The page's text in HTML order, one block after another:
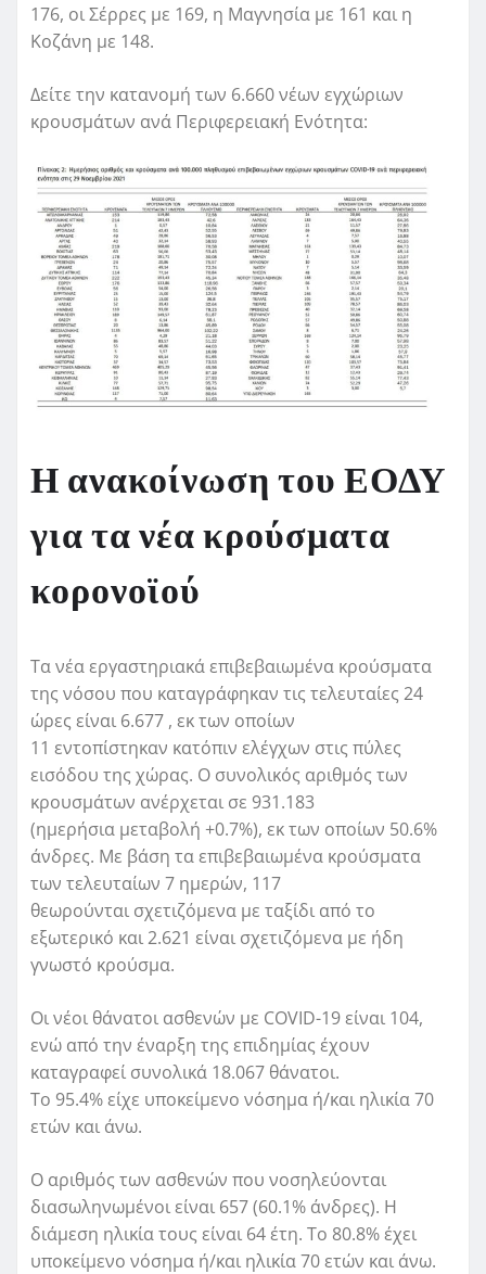
176, οι Σέρρες με 169, η Μαγνησία με 161 και η
Κοζάνη με 148.
Δείτε την κατανομή των 6.660 νέων εγχώριων
κρουσμάτων ανά Περιφερειακή Ενότητα:
Η ανακοίνωση του ΕΟΔΥ
για τα νέα κρούσματα
κορονοϊού
Τα νέα εργαστηριακά επιβεβαιωμένα κρούσματα
της νόσου που καταγράφηκαν τις τελευταίες 24
ώρες είναι 6.677 , εκ των οποίων
11 εντοπίστηκαν κατόπιν ελέγχων στις πύλες
εισόδου της χώρας. Ο συνολικός αριθμός των
κρουσμάτων ανέρχεται σε 931.183
(ημερήσια μεταβολή +0.7%), εκ των οποίων 50.6%
άνδρες. Με βάση τα επιβεβαιωμένα κρούσματα
των τελευταίων 7 ημερών, 117
θεωρούνται σχετιζόμενα με ταξίδι από το
εξωτερικό και 2.621 είναι σχετιζόμενα με ήδη
γνωστό κρούσμα.
Οι νέοι θάνατοι ασθενών με COVID-19 είναι 104,
ενώ από την έναρξη της επιδημίας έχουν
καταγραφεί συνολικά 18.067 θάνατοι.
Το 95.4% είχε υποκείμενο νόσημα ή/και ηλικία 70
ετών και άνω.
Ο αριθμός των ασθενών που νοσηλεύονται
διασωληνωμένοι είναι 657 (60.1% άνδρες). Η
διάμεση ηλικία τους είναι 64 έτη. To 80.8% έχει
υποκείμενο νόσημα ή/και ηλικία 70 ετών και άνω.